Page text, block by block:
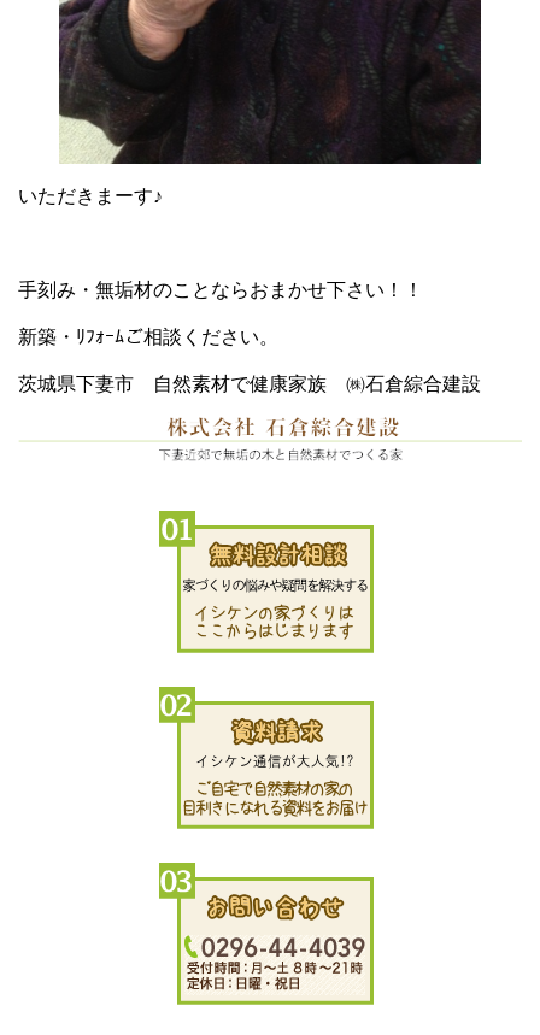
いただきまーす♪
手刻み・無垢材のことならおまかせ下さい！！
新築・ﾘﾌｫｰﾑご相談ください。
茨城県下妻市 自然素材で健康家族 ㈱石倉綜合建設